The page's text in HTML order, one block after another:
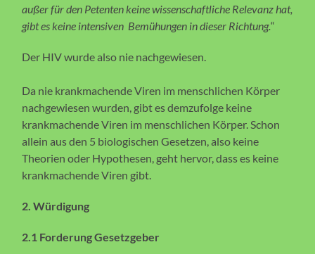
außer für den Petenten keine wissenschaftliche Relevanz hat,
gibt es keine intensiven Bemühungen in dieser Richtung.“
Der HIV wurde also nie nachgewiesen.
Da nie krankmachende Viren im menschlichen Körper
nachgewiesen wurden, gibt es demzufolge keine
krankmachende Viren im menschlichen Körper. Schon
allein aus den 5 biologischen Gesetzen, also keine
Theorien oder Hypothesen, geht hervor, dass es keine
krankmachende Viren gibt.
2. Würdigung
2.1 Forderung Gesetzgeber